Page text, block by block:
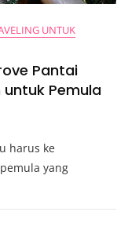
UNTUK
Pantai
Pemula
harus ke
yang